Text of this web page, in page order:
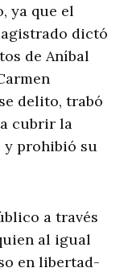
ya que el
dictó
de Aníbal
delito, trabó
cubrir la
y prohibió su
a través
al igual
en libertad-